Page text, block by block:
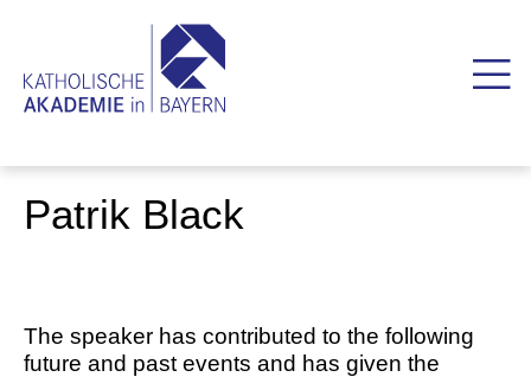
Patrik Black
The speaker has contributed to the following
future and past events and has given the